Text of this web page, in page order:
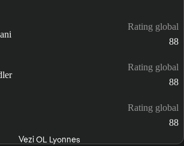
Rating global
88
Rating global
88
Rating global
88
Vezi OL Lyonnes